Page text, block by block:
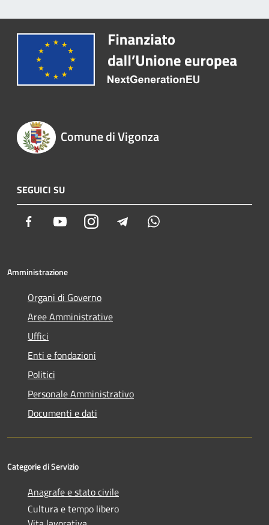
Comune di Vigonza
SEGUICI SU
Facebook YoutubeInstagram Telegram
Amministrazione
Organi di Governo
Aree Amministrative
Uffici
Enti e fondazioni
Politici
Personale Amministrativo
Documenti e dati
Categorie di Servizio
Anagrafe e stato civile
Cultura e tempo libero